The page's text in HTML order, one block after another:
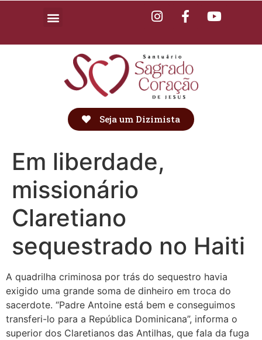
Seja um Dizimista
Em liberdade,
missionário
Claretiano
sequestrado no Haiti
A quadrilha criminosa por trás do sequestro havia
exigido uma grande soma de dinheiro em troca do
sacerdote. “Padre Antoine está bem e conseguimos
transferi-lo para a República Dominicana”, informa o
superior dos Claretianos das Antilhas, que fala da fuga